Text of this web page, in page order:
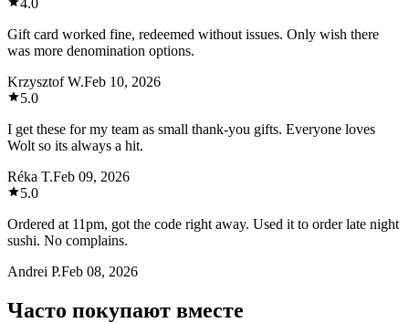
Gift card worked fine, redeemed without issues. Only wish there
was more denomination options.
Krzysztof W.Feb 10, 2026
5.0
I get these for my team as small thank-you gifts. Everyone loves
Wolt so its always a hit.
Réka T.Feb 09, 2026
5.0
Ordered at 11pm, got the code right away. Used it to order late night
sushi. No complains.
Andrei P.Feb 08, 2026
Часто покупают вместе